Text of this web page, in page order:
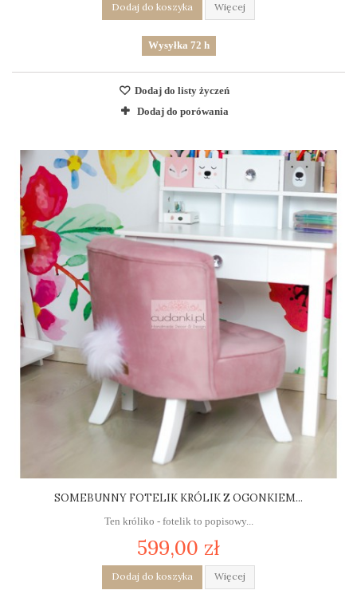
Dodaj do koszyka Więcej
Wysyłka 72 h
Dodaj do listy życzeń
Dodaj do porówania
SOMEBUNNY FOTELIK KRÓLIK Z OGONKIEM...
Ten króliko - fotelik to popisowy...
599,00 zł
Dodaj do koszyka Więcej